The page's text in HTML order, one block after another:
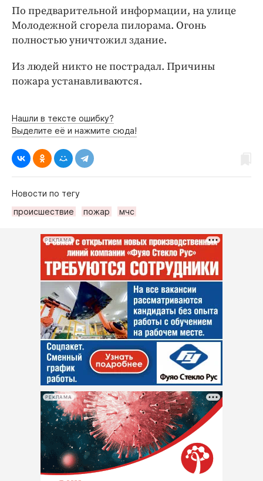
Работодатель года
По предварительной информации, на улице
Молодежной сгорела пилорама. Огонь
полностью уничтожил здание.
Из людей никто не пострадал. Причины
пожара устанавливаются.
Нашли в тексте ошибку?
Выделите её и нажмите сюда!
Новости по тегу
происшествие
пожар мчс
РЕКЛАМА
РЕКЛАМА